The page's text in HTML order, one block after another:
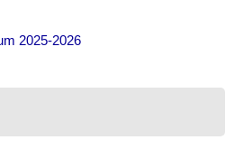
2025-2026